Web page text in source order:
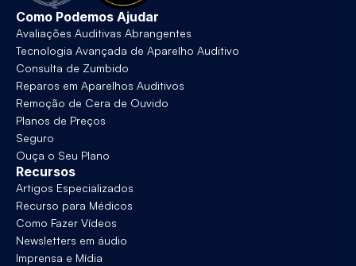
Como Podemos Ajudar
Avaliações Auditivas Abrangentes
Tecnologia Avançada de Aparelho Auditivo
Consulta de Zumbido
Reparos em Aparelhos Auditivos
Remoção de Cera de Ouvido
Planos de Preços
Seguro
Ouça o Seu Plano
Recursos
Artigos Especializados
Recurso para Médicos
Como Fazer Vídeos
Newsletters em áudio
Imprensa e Mídia